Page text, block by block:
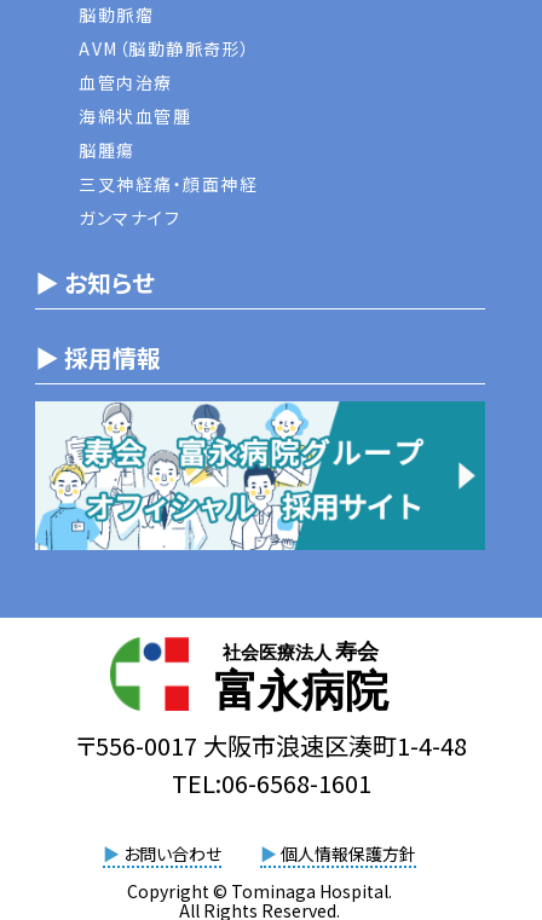
脳動脈瘤
AVM（脳動静脈奇形）
血管内治療
海綿状血管腫
脳腫瘍
三叉神経痛・顔面神経
ガンマナイフ
▶ お知らせ
▶ 採用情報
社会医療法人 寿会
富永病院
〒556-0017 大阪市浪速区湊町1-4-48
TEL:06-6568-1601
▶ お問い合わせ ▶ 個人情報保護方針
Copyright © Tominaga Hospital.
All Rights Reserved.